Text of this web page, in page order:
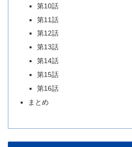
第10話
第11話
第12話
第13話
第14話
第15話
第16話
まとめ